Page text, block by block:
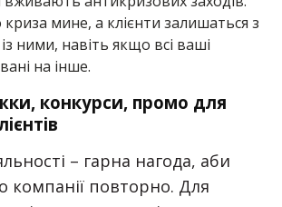
мине, а клієнти залишаться з
ними, навіть якщо всі ваші
на інше.
конкурси, промо для
– гарна нагода, аби
компанії повторно. Для